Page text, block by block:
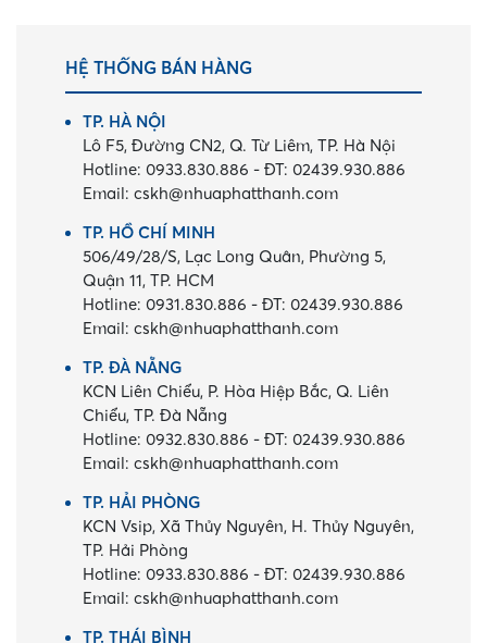
HỆ THỐNG BÁN HÀNG
TP. HÀ NỘI
Lô F5, Đường CN2, Q. Từ Liêm, TP. Hà Nội
Hotline: 0933.830.886 -ĐT: 02439.930.886
Email:cskh@nhuaphatthanh.com
TP. HỒ CHÍ MINH
506/49/28/S, Lạc Long Quân, Phường 5,
Quận 11, TP. HCM
Hotline: 0931.830.886 -ĐT: 02439.930.886
Email:cskh@nhuaphatthanh.com
TP. ĐÀ NẴNG
KCN Liên Chiểu, P. Hòa Hiệp Bắc, Q. Liên
Chiểu, TP. Đà Nẵng
Hotline: 0932.830.886 -ĐT: 02439.930.886
Email:cskh@nhuaphatthanh.com
TP. HẢI PHÒNG
KCN Vsip, Xã Thủy Nguyên, H. Thủy Nguyên,
TP. Hải Phòng
Hotline: 0933.830.886 -ĐT: 02439.930.886
Email:cskh@nhuaphatthanh.com
TP. THÁI BÌNH